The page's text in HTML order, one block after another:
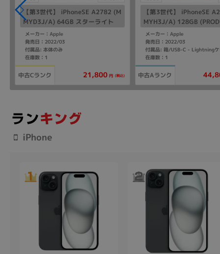
【第3世代】 iPhoneSE A2782 (M
MYD3J/A) 64GB スターライト
【国内版SIMフリー】
メーカー：Apple
発売日：2022/03
付属品: 本体のみ
在庫数：1
中古Cランク 21,800 円 (税込)
【第3世代】 iPhoneSE
MYH3J/A) 128GB
ED 【国内版SIMフリー】
メーカー：Apple
発売日：2022/03
在庫数：1
中古Aランク
iPhone